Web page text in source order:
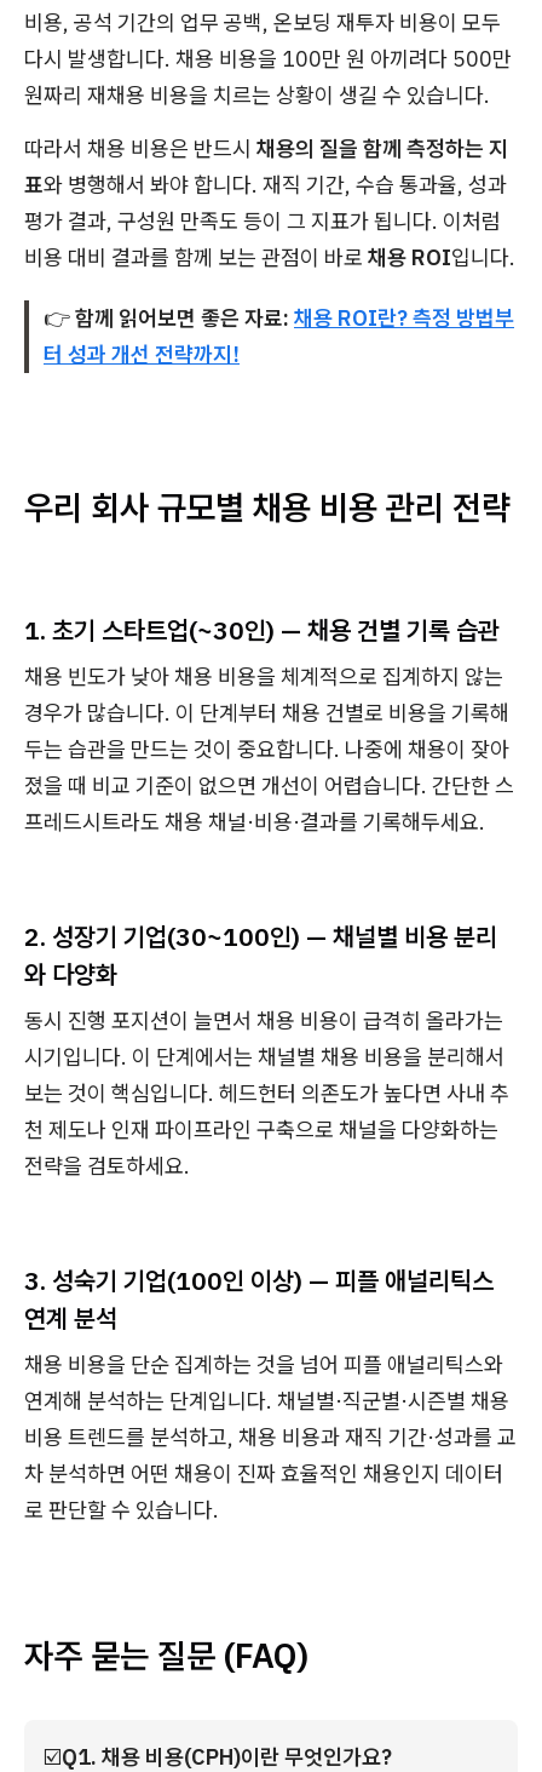
비용, 공석 기간의 업무 공백, 온보딩 재투자 비용이 모두
다시 발생합니다. 채용 비용을 100만 원 아끼려다 500만
원짜리 재채용 비용을 치르는 상황이 생길 수 있습니다.
따라서 채용 비용은 반드시 채용의 질을 함께 측정하는 지
표와 병행해서 봐야 합니다. 재직 기간, 수습 통과율, 성과
평가 결과, 구성원 만족도 등이 그 지표가 됩니다. 이처럼
비용 대비 결과를 함께 보는 관점이 바로 채용 ROI입니다.
👉함께 읽어보면 좋은 자료: 채용 ROI란? 측정 방법부
터 성과 개선 전략까지!
우리 회사 규모별 채용 비용 관리 전략
1. 초기 스타트업(~30인) — 채용 건별 기록 습관
채용 빈도가 낮아 채용 비용을 체계적으로 집계하지 않는
경우가 많습니다. 이 단계부터 채용 건별로 비용을 기록해
두는 습관을 만드는 것이 중요합니다. 나중에 채용이 잦아
졌을 때 비교 기준이 없으면 개선이 어렵습니다. 간단한 스
프레드시트라도 채용 채널·비용·결과를 기록해두세요.
2. 성장기 기업(30~100인) — 채널별 비용 분리
와 다양화
동시 진행 포지션이 늘면서 채용 비용이 급격히 올라가는
시기입니다. 이 단계에서는 채널별 채용 비용을 분리해서
보는 것이 핵심입니다. 헤드헌터 의존도가 높다면 사내 추
천 제도나 인재 파이프라인 구축으로 채널을 다양화하는
전략을 검토하세요.
3. 성숙기 기업(100인 이상) — 피플 애널리틱스
연계 분석
채용 비용을 단순 집계하는 것을 넘어 피플 애널리틱스와
연계해 분석하는 단계입니다. 채널별·직군별·시즌별 채용
비용 트렌드를 분석하고, 채용 비용과 재직 기간·성과를 교
차 분석하면 어떤 채용이 진짜 효율적인 채용인지 데이터
로 판단할 수 있습니다.
자주 묻는 질문 (FAQ)
☑️Q1. 채용 비용(CPH)이란 무엇인가요?